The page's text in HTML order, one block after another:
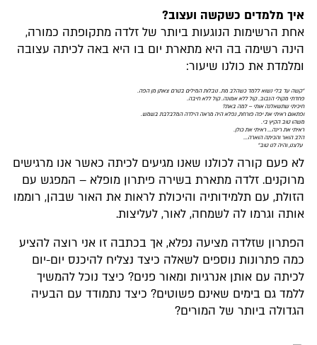
איך מלמדים כשקשה ועצוב?
אחת הרשימות הנוגעות ביותר של זלדה מתקופתה כמורה,
הינה רשימה בה היא מתארת יום בו היא באה לכיתה עצובה
ומלמדת את כולנו שיעור:
"קשה עד בלי נשוא ללמד כשהלב מת. נובלות המילים בטרם צאתן מן הפה.
פחדתי מקולי הנבוב. קול ללא אמונה. קול ללא חיבה.
חיכיתי שתשאלנה אותי – למה באת?
ופתאום ראיתי את יפה פורחת, נפלא היה מראה הילדה המלבלבת בשמש.
משהו טוב הקיץ בי.
ראיתי את רינה... ראיתי את כולן.
הלב הואר והכיתה הוארה...
עלצנו, והיה לנו טוב"
לא פעם קורה לכולנו שאנו מגיעים לכיתה כאשר אנו מרגישים
מרוקנים. זלדה מתארת בשירה פיתרון מופלא – המפגש עם
הזולת, עם תלמידותיה והיכולת לראות את האור שבהן, רוממו
אותה וגרמו לה לשמחה, לאור, לעליצות.
הפתרון שזלדה מציעה נפלא, אך בכתבה זו אני רוצה להציע
כמה פתרונות נוספים לשאלה כיצד נצליח להיכנס יום-יום
לכיתה עם אותן אנרגיות ומאור פנים? כיצד נוכל להמשיך
ללמד גם בימים שאינם פשוטים? כיצד נתמודד עם הבעיה
הגדולה ביותר של המורים?